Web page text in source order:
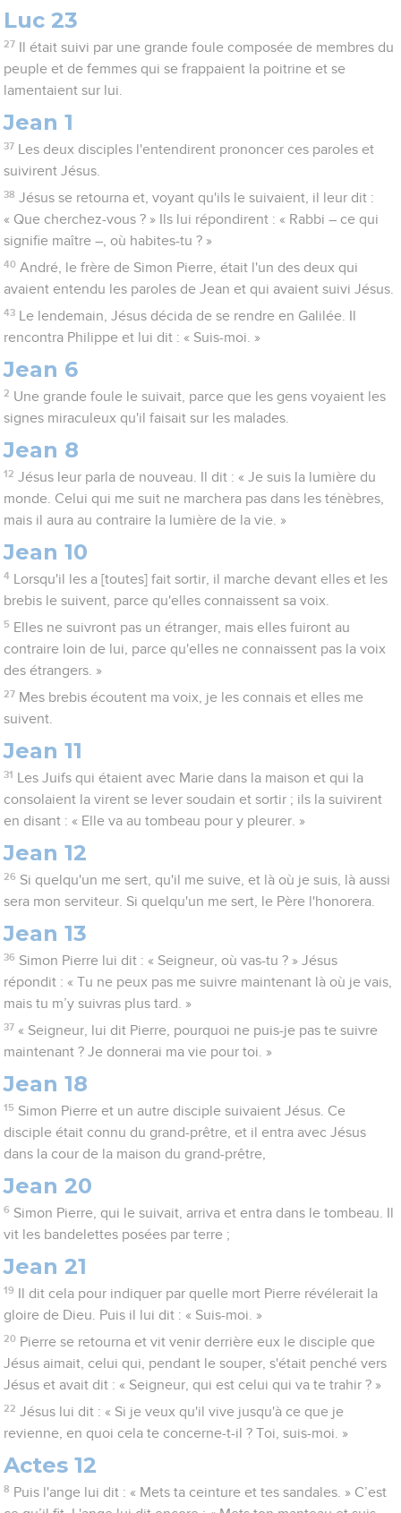
Luc 23
27
Il était suivi par une grande foule composée de membres du
peuple et de femmes qui se frappaient la poitrine et se
lamentaient sur lui.
Jean 1
37
Les deux disciples l'entendirent prononcer ces paroles et
suivirent Jésus.
38 Jésus se retourna et, voyant qu'ils le suivaient, il leur dit :
« Que cherchez-vous ? » Ils lui répondirent : « Rabbi – ce qui
signifie maître –, où habites-tu ? »
40 André, le frère de Simon Pierre, était l'un des deux qui
avaient entendu les paroles de Jean et qui avaient suivi Jésus.
43
Le lendemain, Jésus décida de se rendre en Galilée. Il
rencontra Philippe et lui dit : « Suis-moi. »
Jean 6
2 Une grande foule le suivait, parce que les gens voyaient les
signes miraculeux qu'il faisait sur les malades.
Jean 8
12 Jésus leur parla de nouveau. Il dit : « Je suis la lumière du
monde. Celui qui me suit ne marchera pas dans les ténèbres,
mais il aura au contraire la lumière de la vie. »
Jean 10
4
Lorsqu'il les a [toutes] fait sortir, il marche devant elles et les
brebis le suivent, parce qu'elles connaissent sa voix.
5 Elles ne suivront pas un étranger, mais elles fuiront au
contraire loin de lui, parce qu'elles ne connaissent pas la voix
des étrangers. »
27 Mes brebis écoutent ma voix, je les connais et elles me
suivent.
Jean 11
31
Les Juifs qui étaient avec Marie dans la maison et qui la
consolaient la virent se lever soudain et sortir ; ils la suivirent
en disant : « Elle va au tombeau pour y pleurer. »
Jean 12
26 Si quelqu'un me sert, qu'il me suive, et là où je suis, là aussi
sera mon serviteur. Si quelqu'un me sert, le Père l'honorera.
Jean 13
36 Simon Pierre lui dit : « Seigneur, où vas-tu ? » Jésus
répondit : « Tu ne peux pas me suivre maintenant là où je vais,
mais tu m’y suivras plus tard. »
37 « Seigneur, lui dit Pierre, pourquoi ne puis-je pas te suivre
maintenant ? Je donnerai ma vie pour toi. »
Jean 18
15 Simon Pierre et un autre disciple suivaient Jésus. Ce
disciple était connu du grand-prêtre, et il entra avec Jésus
dans la cour de la maison du grand-prêtre,
Jean 20
6 Simon Pierre, qui le suivait, arriva et entra dans le tombeau. Il
vit les bandelettes posées par terre ;
Jean 21
19
Il dit cela pour indiquer par quelle mort Pierre révélerait la
gloire de Dieu. Puis il lui dit : « Suis-moi. »
20 Pierre se retourna et vit venir derrière eux le disciple que
Jésus aimait, celui qui, pendant le souper, s'était penché vers
Jésus et avait dit : « Seigneur, qui est celui qui va te trahir ? »
22 Jésus lui dit : « Si je veux qu'il vive jusqu'à ce que je
revienne, en quoi cela te concerne-t-il ? Toi, suis-moi. »
Actes 12
8 Puis l'ange lui dit : « Mets ta ceinture et tes sandales. » C’est